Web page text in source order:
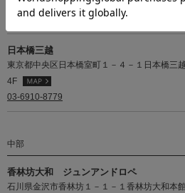
03-6910-8899
日本橋三越
東京都中央区日本橋室町１－４－１日本橋
4F
03-6910-8779
中部
香林坊大和 ジュンアンドロペ
石川県金沢市香林坊１－１－１香林坊大和本